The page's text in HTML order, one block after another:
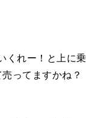
くれー！と上に
ってますかね？